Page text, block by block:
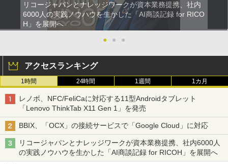
リコージャパンとナレッジワークが資本業務提携、社内
6000人の実践ノウハウを生かした「AI商談記録 for RICO
H」を展開へ
●
● ●
アクセスランキング
1時間 24時間 1週間 1カ月
レノボ、NFC/FeliCaに対応する11型Androidタブレット
「Lenovo ThinkTab X11 Gen 1」を発売
BBIX、「OCX」の接続サービスで「Google Cloud」に対応
リコージャパンとナレッジワークが資本業務提携、社内6000人
の実践ノウハウを生かした「AI商談記録 for RICOH」を展開へ